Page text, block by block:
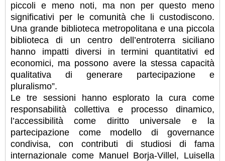
piccoli e meno noti, ma non per questo meno
significativi per le comunità che li custodiscono.
Una grande biblioteca metropolitana e una piccola
biblioteca di un centro dell’entroterra siciliano
hanno impatti diversi in termini quantitativi ed
economici, ma possono avere la stessa capacità
qualitativa di generare partecipazione e
pluralismo”.
Le tre sessioni hanno esplorato la cura come
responsabilità collettiva e processo dinamico,
l’accessibilità come diritto universale e la
partecipazione come modello di governance
condivisa, con contributi di studiosi di fama
internazionale come Manuel Borja-Villel, Luisella